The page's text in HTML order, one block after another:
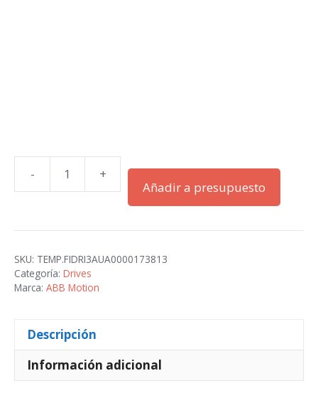
-
ACS380-
042N-
1
cantidad
+
Añadir a presupuesto
SKU: TEMP.FIDRI3AUA0000173813
Categoría: Drives
Marca: ABB Motion
Descripción
Información adicional